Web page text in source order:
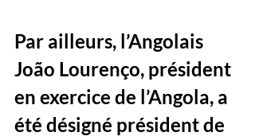
Par ailleurs, l’Angolais
João Lourenço, président
en exercice de l’Angola, a
été désigné président de